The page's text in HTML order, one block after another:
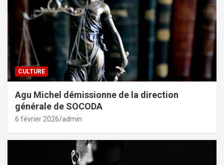
CULTURE
Agu Michel démissionne de la direction
générale de SOCODA
6 février 2026 admin